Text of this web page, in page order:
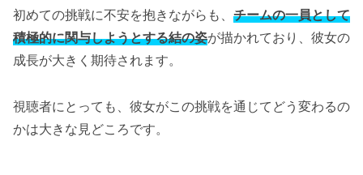
初めての挑戦に不安を抱きながらも、 チームの一員として
積極的に関与しようとする結の姿が描かれており、彼女の
成長が大きく期待されます。
視聴者にとっても、彼女がこの挑戦を通じてどう変わるの
かは大きな見どころです。